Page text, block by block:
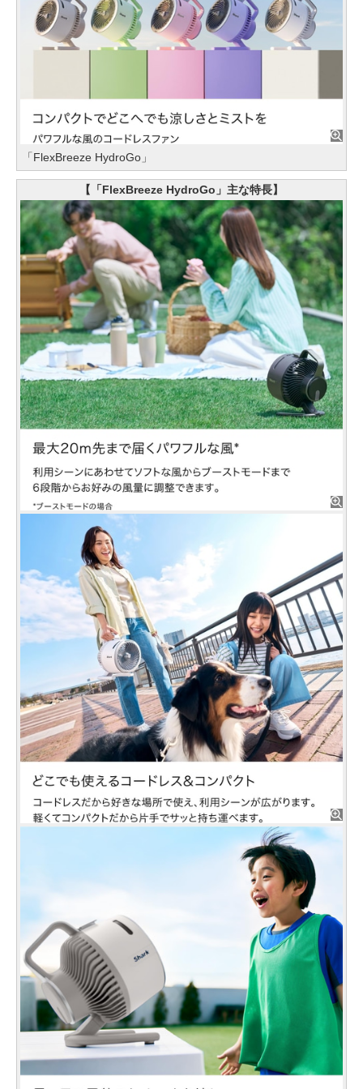
「FlexBreeze HydroGo」
【「FlexBreeze HydroGo」主な特長】